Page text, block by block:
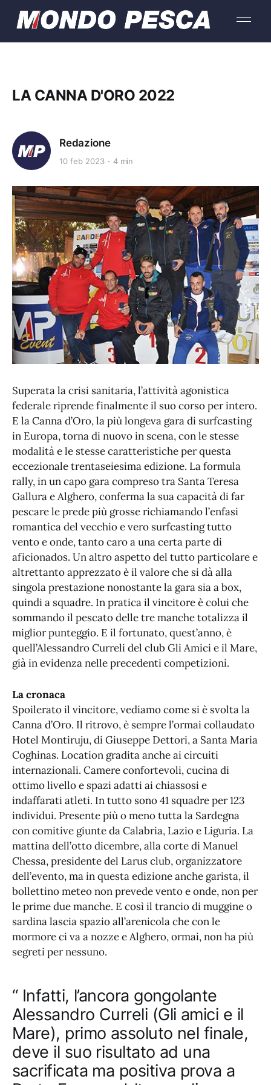
LA CANNA D'ORO 2022
Redazione
10 feb 2023 4 min
Superata la crisi sanitaria, l’attività agonistica
federale riprende finalmente il suo corso per intero.
E la Canna d’Oro, la più longeva gara di surfcasting
in Europa, torna di nuovo in scena, con le stesse
modalità e le stesse caratteristiche per questa
eccezionale trentaseiesima edizione. La formula
rally, in un capo gara compreso tra Santa Teresa
Gallura e Alghero, conferma la sua capacità di far
pescare le prede più grosse richiamando l’enfasi
romantica del vecchio e vero surfcasting tutto
vento e onde, tanto caro a una certa parte di
aficionados. Un altro aspetto del tutto particolare e
altrettanto apprezzato è il valore che si dà alla
singola prestazione nonostante la gara sia a box,
quindi a squadre. In pratica il vincitore è colui che
sommando il pescato delle tre manche totalizza il
miglior punteggio. E il fortunato, quest’anno, è
quell’Alessandro Curreli del club Gli Amici e il Mare,
già in evidenza nelle precedenti competizioni.
La cronaca
Spoilerato il vincitore, vediamo come si è svolta la
Canna d’Oro. Il ritrovo, è sempre l’ormai collaudato
Hotel Montiruju, di Giuseppe Dettori, a Santa Maria
Coghinas. Location gradita anche ai circuiti
internazionali. Camere confortevoli, cucina di
ottimo livello e spazi adatti ai chiassosi e
indaffarati atleti. In tutto sono 41 squadre per 123
individui. Presente più o meno tutta la Sardegna
con comitive giunte da Calabria, Lazio e Liguria. La
mattina dell’otto dicembre, alla corte di Manuel
Chessa, presidente del Larus club, organizzatore
dell’evento, ma in questa edizione anche garista, il
bollettino meteo non prevede vento e onde, non per
le prime due manche. E così il trancio di muggine o
sardina lascia spazio all’arenicola che con le
mormore ci va a nozze e Alghero, ormai, non ha più
segreti per nessuno.
“ Infatti, l’ancora gongolante
Alessandro Curreli (Gli amici e il
Mare), primo assoluto nel finale,
deve il suo risultato ad una
sacrificata ma positiva prova a